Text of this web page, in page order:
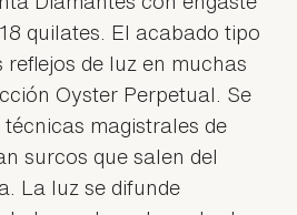
quilates. El acabado tipo
reflejos de luz en muchas
Oyster Perpetual. Se
magistrales de
surcos que salen del
La luz se difunde